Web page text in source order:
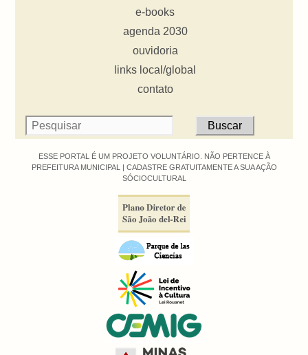
e-books
agenda 2030
ouvidoria
links local/global
contato
ESSE PORTAL É UM PROJETO VOLUNTÁRIO. NÃO PERTENCE À
PREFEITURA MUNICIPAL | CADASTRE GRATUITAMENTE A SUA AÇÃO
SÓCIOCULTURAL